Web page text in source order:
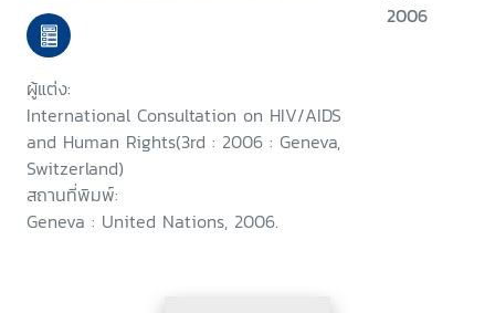
Second International
Consultation on HIV/AIDS and
Human Rights, Geneva, 23-25
September 1996, Third
International Consultation on
HIV/AIDS and Human Rights :
Geneva, 25-26 July 2002
ผู้แต่ง:
International Consultation on HIV/AIDS
and Human Rights(3rd : 2006 : Geneva,
Switzerland)
สถานที่พิมพ์:
Geneva : United Nations, 2006.
2006